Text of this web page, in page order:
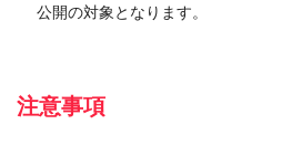
公開の対象となります。
注意事項